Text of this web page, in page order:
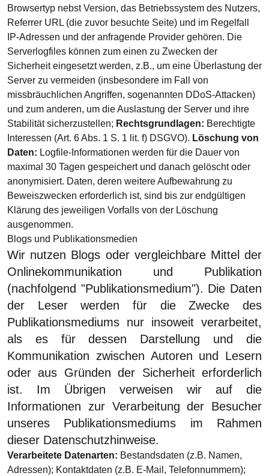
Browsertyp nebst Version, das Betriebssystem des Nutzers,
Referrer URL (die zuvor besuchte Seite) und im Regelfall
IP-Adressen und der anfragende Provider gehören. Die
Serverlogfiles können zum einen zu Zwecken der
Sicherheit eingesetzt werden, z.B., um eine Überlastung der
Server zu vermeiden (insbesondere im Fall von
missbräuchlichen Angriffen, sogenannten DDoS-Attacken)
und zum anderen, um die Auslastung der Server und ihre
Stabilität sicherzustellen; Rechtsgrundlagen: Berechtigte
Interessen (Art. 6 Abs. 1 S. 1 lit. f) DSGVO). Löschung von
Daten: Logfile-Informationen werden für die Dauer von
maximal 30 Tagen gespeichert und danach gelöscht oder
anonymisiert. Daten, deren weitere Aufbewahrung zu
Beweiszwecken erforderlich ist, sind bis zur endgültigen
Klärung des jeweiligen Vorfalls von der Löschung
ausgenommen.
Blogs und Publikationsmedien
Wir nutzen Blogs oder vergleichbare Mittel der
Onlinekommunikation und Publikation
(nachfolgend "Publikationsmedium"). Die Daten
der Leser werden für die Zwecke des
Publikationsmediums nur insoweit verarbeitet,
als es für dessen Darstellung und die
Kommunikation zwischen Autoren und Lesern
oder aus Gründen der Sicherheit erforderlich
ist. Im Übrigen verweisen wir auf die
Informationen zur Verarbeitung der Besucher
unseres Publikationsmediums im Rahmen
dieser Datenschutzhinweise.
Verarbeitete Datenarten: Bestandsdaten (z.B. Namen,
Adressen); Kontaktdaten (z.B. E-Mail, Telefonnummern);